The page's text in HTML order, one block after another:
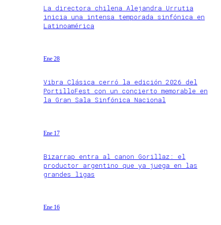
La directora chilena Alejandra Urrutia
inicia una intensa temporada sinfónica en
Latinoamérica
Ene 28
Vibra Clásica cerró la edición 2026 del
PortilloFest con un concierto memorable en
la Gran Sala Sinfónica Nacional
Ene 17
Bizarrap entra al canon Gorillaz: el
productor argentino que ya juega en las
grandes ligas
Ene 16